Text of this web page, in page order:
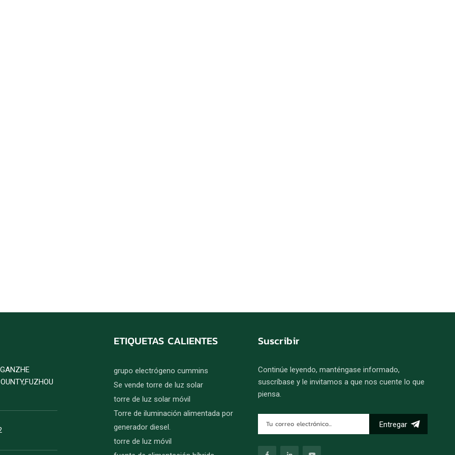
ETIQUETAS CALIENTES
grupo electrógeno cummins
Se vende torre de luz solar
torre de luz solar móvil
Torre de iluminación alimentada por
generador diesel.
torre de luz móvil
Suscribir
Continúe leyendo, manténgase informado,
suscríbase y le invitamos a que nos cuente lo que
piensa.
Entregar